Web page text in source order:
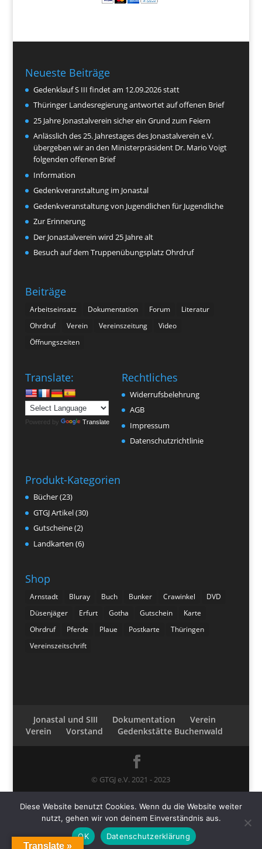
Neueste Beiträge
Gedenklauf S III findet am 12.09.2026 statt
Thüringer Landesregierung antwortet auf offenen Brief
25 Jahre Jonastalverein sicher ein Grund zum Feiern
Anlässlich des 25. Jahrestages des Jonastalverein e.V.
übergeben wir an den Ministerpräsident Dr. Mario Voigt
folgenden offenen Brief
Information
Gedenkveranstaltung im Jonastal
Gedenkveranstaltung von Jugendlichen für Jugendliche
Zur Erinnerung
Der Jonastalverein wird 25 Jahre alt
Besuch auf dem Truppenübungsplatz Ohrdruf
Beiträge
Arbeitseinsatz Dokumentation Forum
Literatur
Ohrdruf
Verein Vereinszeitung
Video
Öffnungszeiten
Translate:
Powered by Translate
Rechtliches
Widerrufsbelehrung
AGB
Impressum
Datenschutzrichtlinie
Produkt-Kategorien
Bücher(23)
GTGJ Artikel(30)
Gutscheine(2)
Landkarten (6)
Shop
Arnstadt Bluray Buch Bunker Crawinkel
DVD
Düsenjäger
Erfurt Gotha Gutschein
Karte
Ohrdruf
Pferde Plaue Postkarte
Thüringen
Vereinszeitschrift
Jonastal und SIII Dokumentation
Verein
Verein
Vorstand Gedenkstätte Buchenwald
© GTGJ e.V. 2021 - 2023
Translate »
Diese Website benutzt Cookies. Wenn du die Website weiter
nutzt, gehen wir von deinem Einverständnis aus.
OK
Datenschutzerklärung